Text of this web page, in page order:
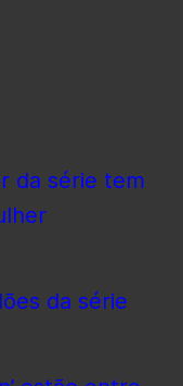
da série tem
da série